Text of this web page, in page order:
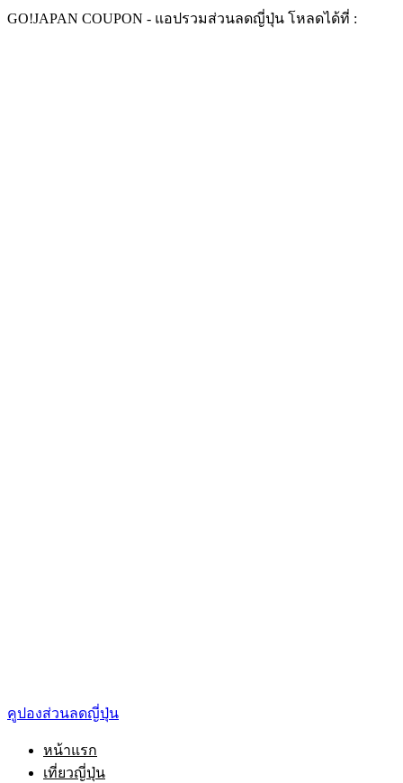
Skip
GO!JAPAN COUPON - แอปรวมส่วนลดญี่ปุ่น ​ โหลดได้ที่ :
คูปองส่วนลดญี่ปุ่น
หน้าแรก
เที่ยวญี่ปุ่น